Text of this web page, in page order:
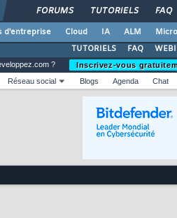
FORUMS TUTORIELS FAQ
d'entreprise Cloud IA ALM
TUTORIELS
FAQ
?
Inscrivez-vous
Réseau social Blogs Agenda Chat